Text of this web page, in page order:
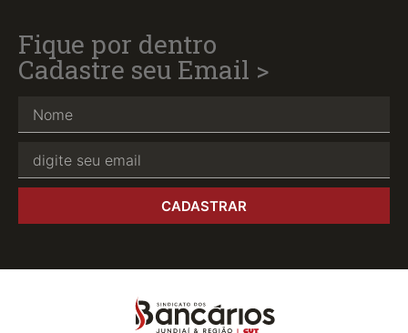
Fique por dentro
Cadastre seu Email >
CADASTRAR